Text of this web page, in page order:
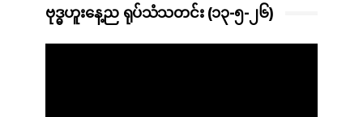
ဗုဒ္ဓဟူးနေ့ည ရုပ်သံသတင်း (၁၃-၅-၂၆)